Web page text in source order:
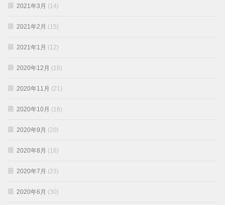
2021年3月 (14)
2021年2月 (15)
2021年1月 (12)
2020年12月 (16)
2020年11月 (21)
2020年10月 (16)
2020年9月 (20)
2020年8月 (18)
2020年7月 (23)
2020年6月 (30)